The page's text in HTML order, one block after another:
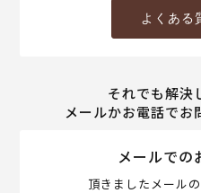
よくある
それでも解決
メールかお電話でお
メールでの
頂きましたメール